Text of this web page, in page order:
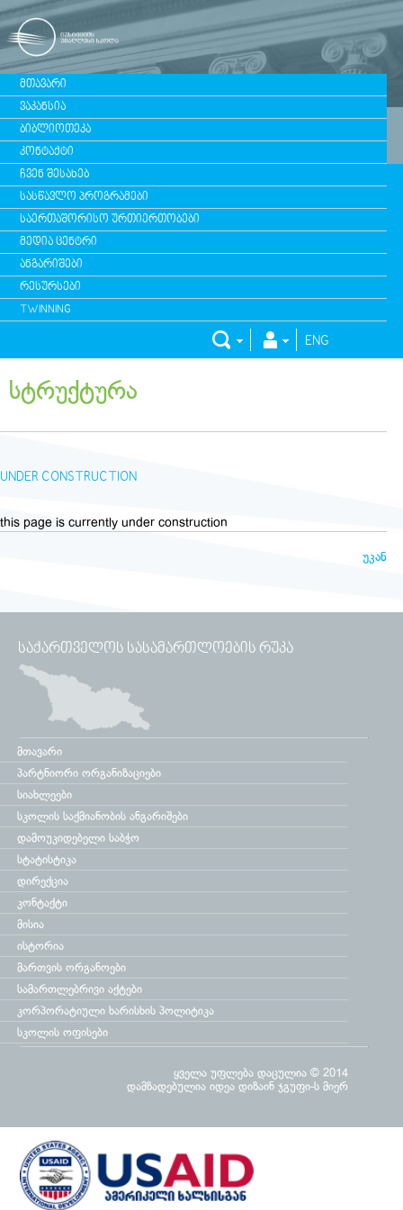
ᲛᲗᲐᲕᲐᲠᲘ
ᲕᲐᲙᲐᲜᲡᲘᲐ
ᲑᲘᲑᲚᲘᲝᲗᲔᲙᲐ
ᲙᲝᲜᲢᲐᲥᲢᲘ
ᲩᲕᲔᲜ ᲨᲔᲡᲐᲮᲔᲑ
ᲡᲐᲡᲬᲐᲕᲚᲝ ᲞᲠᲝᲒᲠᲐᲛᲔᲑᲘ
ᲡᲐᲔᲠᲗᲐᲨᲝᲠᲘᲡᲝ ᲣᲠᲗᲘᲔᲠᲗᲝᲑᲔᲑᲘ
ᲛᲔᲓᲘᲐ ᲪᲔᲜᲢᲠᲘ
ᲐᲜᲒᲐᲠᲘᲨᲔᲑᲘ
ᲠᲔᲡᲣᲠᲡᲔᲑᲘ
TWINNING
ENG
სტრუქტურა
UNDER CONSTRUCTION
this page is currently under construction
უკან
ᲡᲐᲥᲐᲠᲗᲕᲔᲚᲝᲡ ᲡᲐᲡᲐᲛᲐᲠᲗᲚᲝᲔᲑᲘᲡ ᲠᲣᲙᲐ
მთავარი
პარტნიორი ორგანიზაციები
სიახლეები
სკოლის საქმიანობის ანგარიშები
დამოუკიდებელი საბჭო
სტატისტიკა
დირექცია
კონტაქტი
მისია
ისტორია
მართვის ორგანოები
სამართლებრივი აქტები
კორპორატიული ხარისხის პოლიტიკა
სკოლის ოფისები
ყველა უფლება დაცულია © 2014
დამზადებულიაიდეა დიზაინ ჯგუფი-ს მიერ